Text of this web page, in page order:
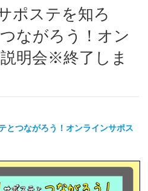
ながろう！オン
明会※終了しま
とつながろう！オンラインサポス